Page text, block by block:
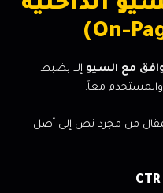
الداخلية
مع السيو إلا بضبط
والمستخدم معاً.
من مجرد نص إلى أصل